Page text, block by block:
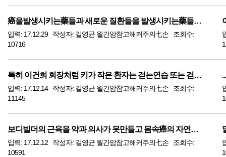
癌을발생시키는藥들과 새로운 질환들을 발생시키는藥들이 엄청많아 환자측과 상담사들은...
입력: 17.12.29 작성자: 길영균 월간암참고해커주의七손 조회수:
10716
특히 이건희 회장처럼 키가 작은 환자는 걷는연습 또는 걷기를 병행하는것이 좋다寫
입력: 17.12.14 작성자: 길영균 월간암참고해커주의七손 조회수:
11145
보디빌더의 근육을 약과 의사가 못만들고 몸속癌의 자연소멸도 환자측에 달려
입력: 17.12.12 작성자: 길영균 월간암참고해커주의七손 조회수:
10591